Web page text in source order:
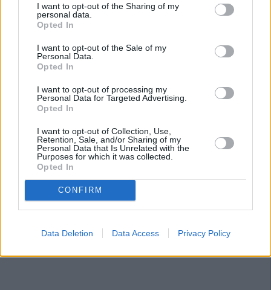
I want to opt-out of the Sharing of my
personal data.
Opted In
I want to opt-out of the Sale of my
Personal Data.
Opted In
I want to opt-out of processing my
Personal Data for Targeted Advertising.
Opted In
I want to opt-out of Collection, Use,
Retention, Sale, and/or Sharing of my
Personal Data that Is Unrelated with the
Purposes for which it was collected.
Opted In
CONFIRM
Data Deletion Data Access Privacy Policy